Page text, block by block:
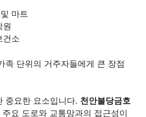
마트
원
건소
족 단위의 거주자들에게 큰 장점
중요한 요소입니다. 천안불당금호
주요 도로와 교통망과의 접근성이